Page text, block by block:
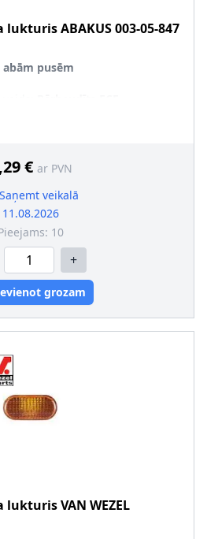
lukturisABAKUS003-05-847
abām pusēm
informācija
€ ar PVN
Saņemt veikalā
11.08.2026
10
+
grozam
lukturisVAN WEZEL